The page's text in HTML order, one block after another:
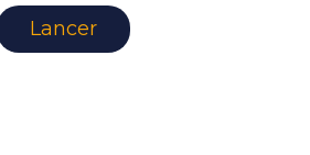
Lancer